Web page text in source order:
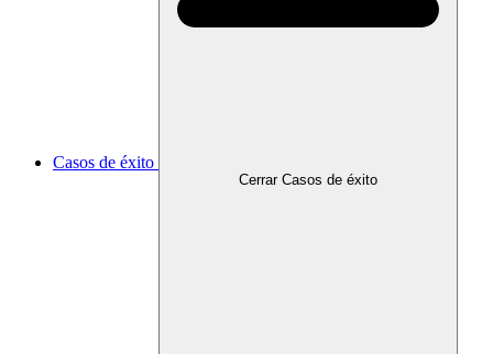
Casos de éxito
Cerrar Casos de éxito